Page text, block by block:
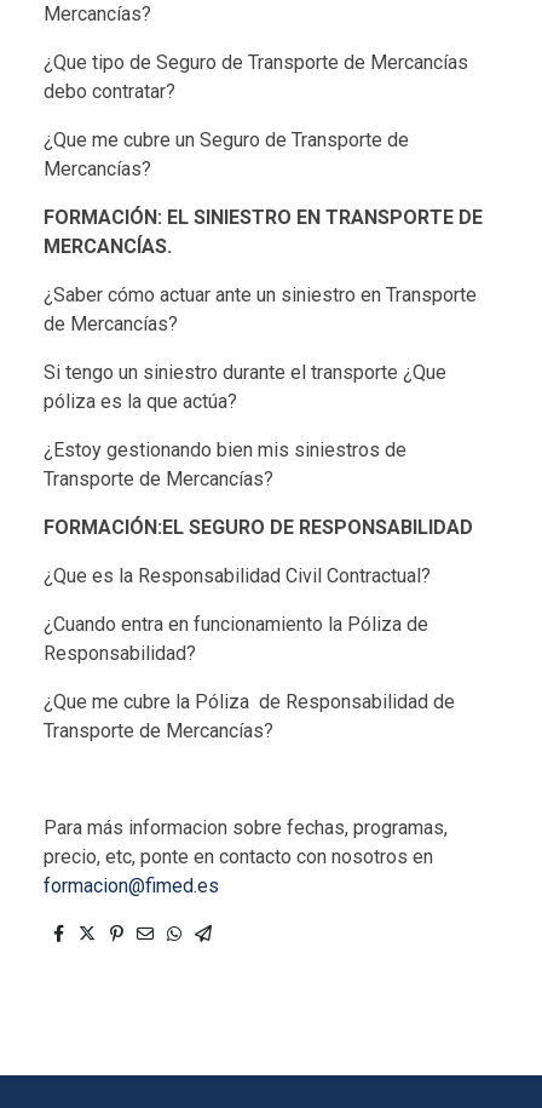
Mercancías?
¿Que tipo de Seguro de Transporte de Mercancías
debo contratar?
¿Que me cubre un Seguro de Transporte de
Mercancías?
FORMACIÓN: EL SINIESTRO EN TRANSPORTE DE
MERCANCÍAS.
¿Saber cómo actuar ante un siniestro en Transporte
de Mercancías?
Si tengo un siniestro durante el transporte ¿Que
póliza es la que actúa?
¿Estoy gestionando bien mis siniestros de
Transporte de Mercancías?
FORMACIÓN:EL SEGURO DE RESPONSABILIDAD
¿Que es la Responsabilidad Civil Contractual?
¿Cuando entra en funcionamiento la Póliza de
Responsabilidad?
¿Que me cubre la Póliza de Responsabilidad de
Transporte de Mercancías?
Para más informacion sobre fechas, programas,
precio, etc, ponte en contacto con nosotros en
formacion@fimed.es